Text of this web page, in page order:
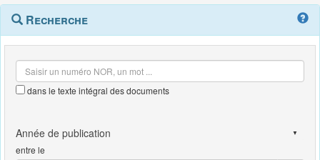
Navigation
outils
Menu
contextuel
Recherche
dans le texte intégral des documents
entre le